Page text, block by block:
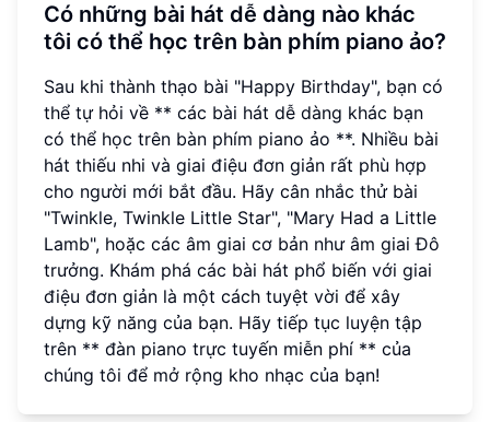
Có những bài hát dễ dàng nào khác
tôi có thể học trên bàn phím piano ảo?
Sau khi thành thạo bài "Happy Birthday", bạn có
thể tự hỏi về ** các bài hát dễ dàng khác bạn
có thể học trên bàn phím piano ảo **. Nhiều bài
hát thiếu nhi và giai điệu đơn giản rất phù hợp
cho người mới bắt đầu. Hãy cân nhắc thử bài
"Twinkle, Twinkle Little Star", "Mary Had a Little
Lamb", hoặc các âm giai cơ bản như âm giai Đô
trưởng. Khám phá các bài hát phổ biến với giai
điệu đơn giản là một cách tuyệt vời để xây
dựng kỹ năng của bạn. Hãy tiếp tục luyện tập
trên ** đàn piano trực tuyến miễn phí ** của
chúng tôi để mở rộng kho nhạc của bạn!